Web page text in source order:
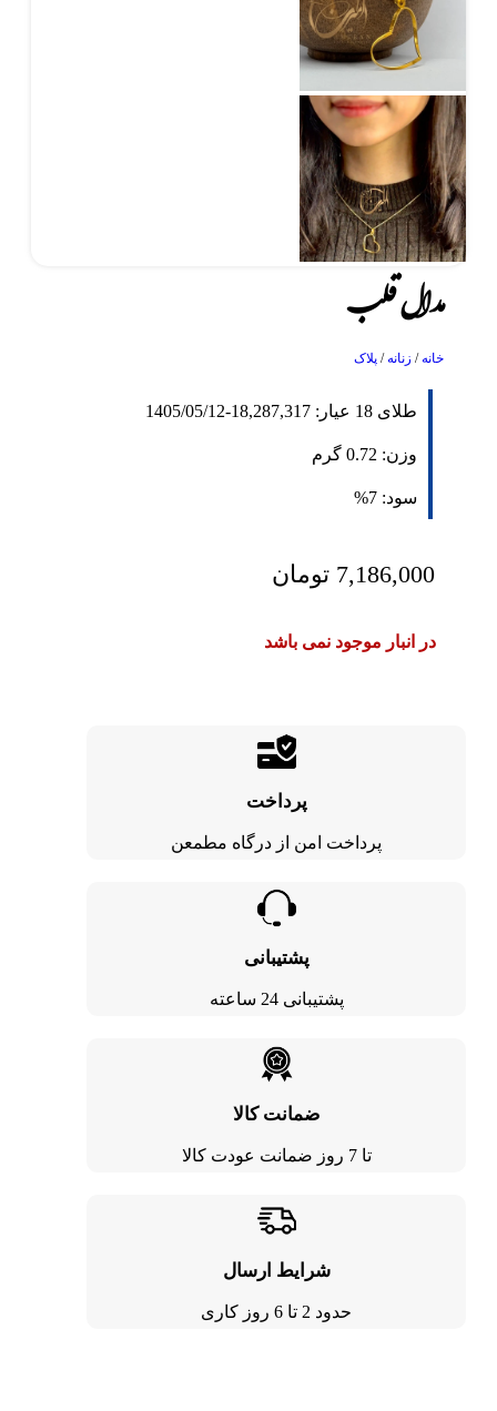
مدال قلب
خانه/ زنانه/ پلاک
طلای 18 عیار: 18,287,317
-
1405/05/12
وزن: 0.72 گرم
سود: 7%
7,186,000 تومان
در انبار موجود نمی باشد
پرداخت
پرداخت امن از درگاه مطمعن
پشتیبانی
پشتیبانی 24 ساعته
ضمانت کالا
تا 7 روز ضمانت عودت کالا
شرایط ارسال
حدود 2 تا 6 روز کاری